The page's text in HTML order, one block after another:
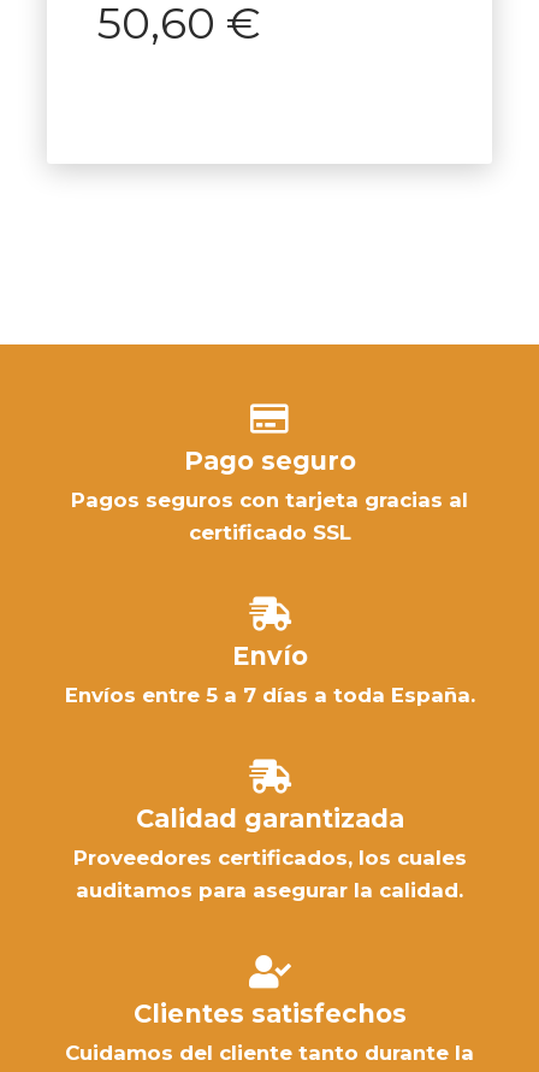
50,60 €
Pago seguro
Pagos seguros con tarjeta gracias al
certificado SSL
Envío
Envíos entre 5 a 7 días a toda España.
Calidad garantizada
Proveedores certificados, los cuales
auditamos para asegurar la calidad.
Clientes satisfechos
Cuidamos del cliente tanto durante la